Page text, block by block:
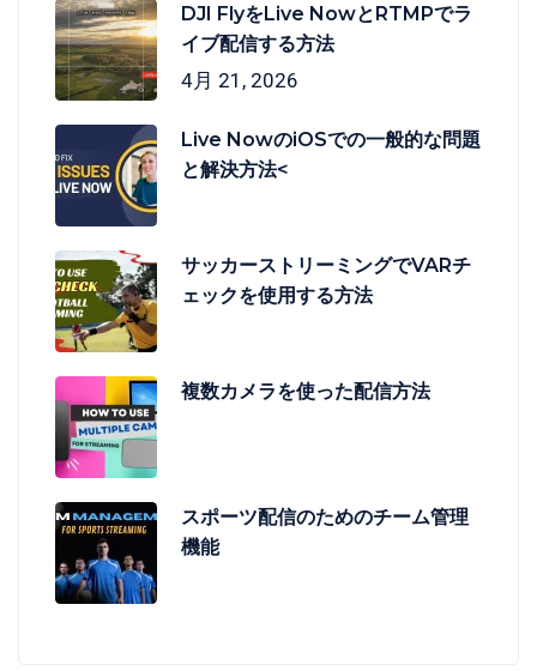
DJI FlyをLive NowとRTMPでラ
イブ配信する方法
4月 21, 2026
Live NowのiOSでの一般的な問題
と解決方法<
サッカーストリーミングでVARチ
ェックを使用する方法
複数カメラを使った配信方法
スポーツ配信のためのチーム管理
機能